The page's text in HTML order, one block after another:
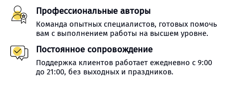
Профессиональные авторы
Команда опытных специалистов, готовых помочь
вам с выполнением работы на высшем уровне.
Постоянное сопровождение
Поддержка клиентов работает ежедневно с 9:00
до 21:00, без выходных и праздников.